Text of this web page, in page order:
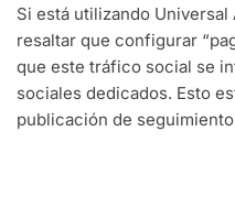
Si está utilizando
resaltar que configurar
que este tráfico social se
sociales dedicados. Esto
publicación de